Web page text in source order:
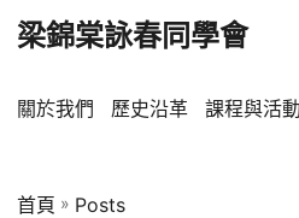
梁錦棠詠春同學會
關於我們 歷史沿革 課程與活動
首頁 » Posts